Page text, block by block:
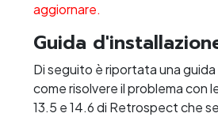
aggiornare.
Guida
Di seguito è riportata una
come risolvere il problema con
13.5 e 14.6 di Retrospect che